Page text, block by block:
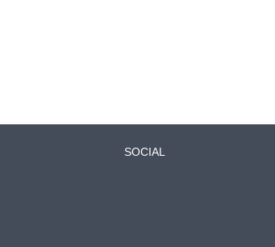
SOCIAL